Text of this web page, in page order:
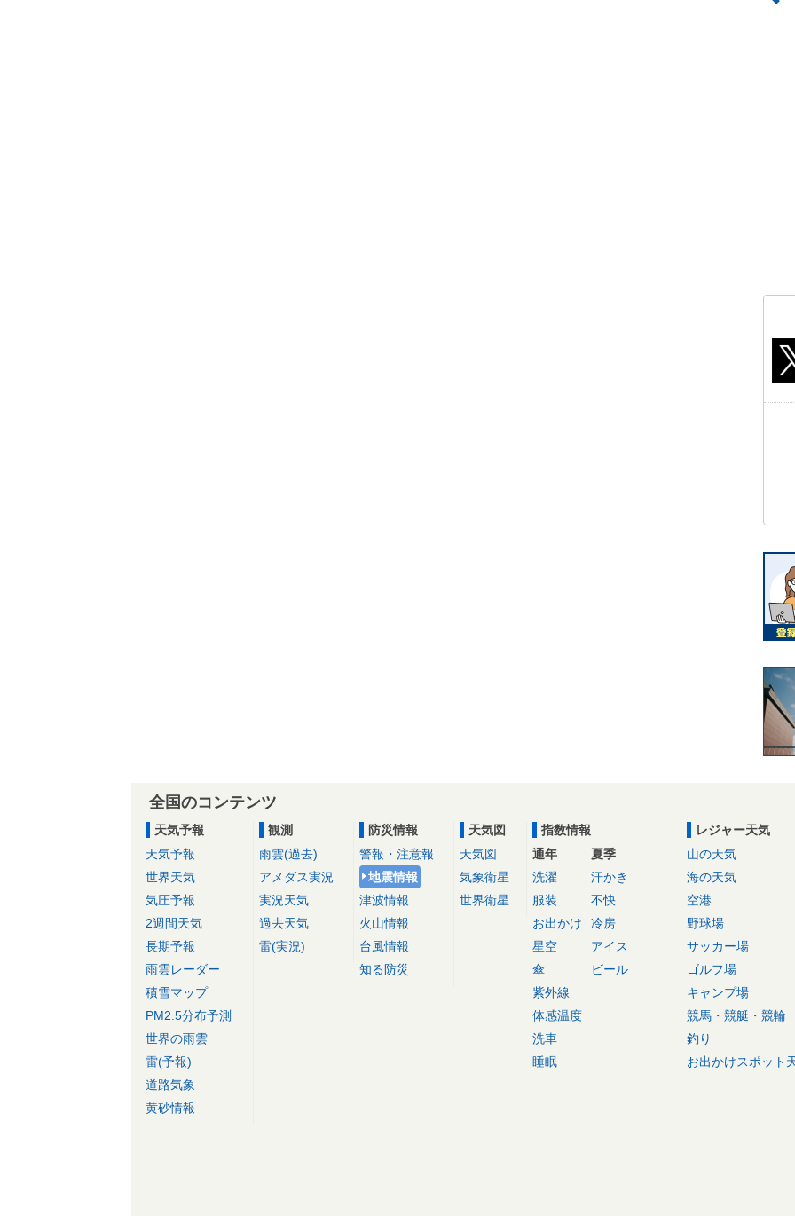
全国のコンテンツ
天気予報
天気予報
世界天気
気圧予報
2週間天気
長期予報
雨雲レーダー
積雪マップ
PM2.5分布予測
世界の雨雲
雷(予報)
道路気象
黄砂情報
観測
雨雲(過去)
アメダス実況
実況天気
過去天気
雷(実況)
防災情報
警報・注意報
地震情報
津波情報
火山情報
台風情報
知る防災
天気図
天気図
気象衛星
世界衛星
指数情報
通年
洗濯
服装
お出かけ
星空
傘
紫外線
体感温度
洗車
睡眠
夏季
汗かき
不快
冷房
アイス
ビール
レジャー天気
山の天気
海の天気
空港
野球場
サッカー場
ゴルフ場
キャンプ場
競馬・競艇・競輪
釣り
お出かけスポット